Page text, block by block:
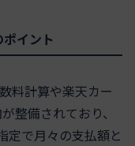
イント
料計算や楽天カー
整備されており、
定で月々の支払額と